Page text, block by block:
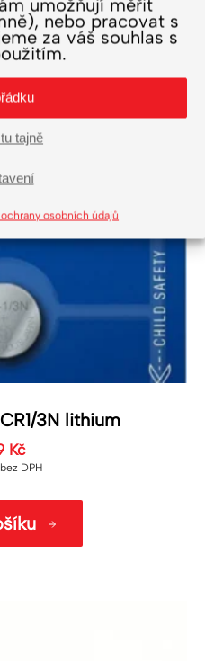
umožňují měřit
nebo pracovat s
za váš souhlas s
tajně
ochrany osobních údajů
3N lithium
Kč
bez DPH